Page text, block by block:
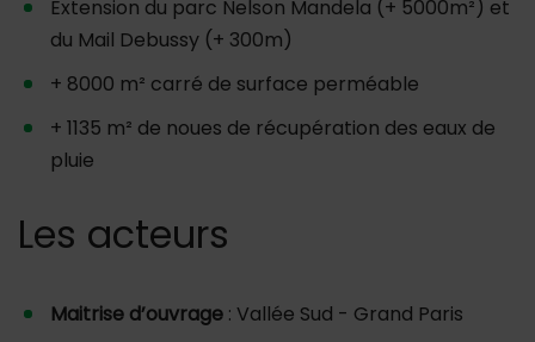
Extension du parc Nelson Mandela (+ 5000m²) et
du Mail Debussy (+ 300m)
+ 8000 m² carré de surface perméable
+ 1135 m² de noues de récupération des eaux de
pluie
Les acteurs
Maitrise d’ouvrage : Vallée Sud - Grand Paris